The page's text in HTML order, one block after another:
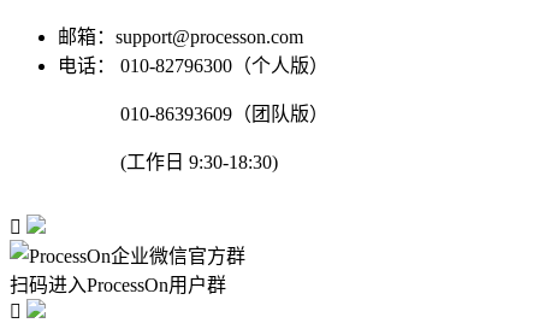
邮箱：support@processon.com
电话：
010-82796300（个人版）
010-86393609（团队版）
(工作日 9:30-18:30)

扫码进入ProcessOn用户群
